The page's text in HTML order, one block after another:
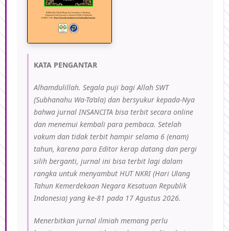
KATA PENGANTAR
Alhamdulillah. Segala puji bagi Allah SWT
(Subhanahu Wa-Ta’ala) dan bersyukur kepada-Nya
bahwa jurnal INSANCITA bisa terbit secara online
dan menemui kembali para pembaca. Setelah
vakum dan tidak terbit hampir selama 6 (enam)
tahun, karena para Editor kerap datang dan pergi
silih berganti, jurnal ini bisa terbit lagi dalam
rangka untuk menyambut HUT NKRI (Hari Ulang
Tahun Kemerdekaan Negara Kesatuan Republik
Indonesia) yang ke-81 pada 17 Agustus 2026.
Menerbitkan jurnal ilmiah memang perlu